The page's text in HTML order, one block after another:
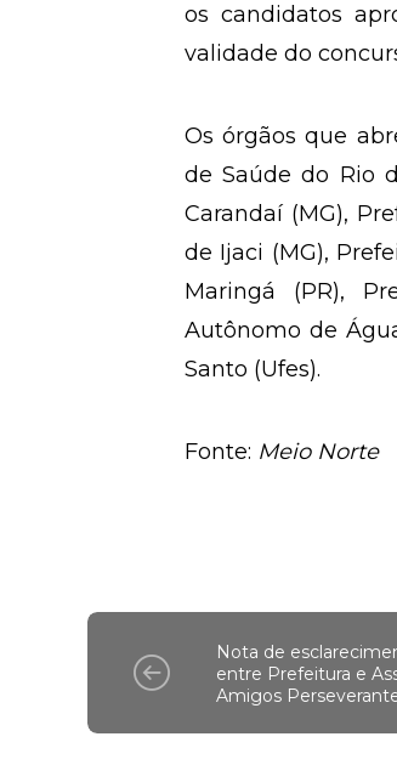
os candidatos
validade do
Os órgãos que
de Saúde do Rio
Carandaí (MG),
de Ijaci (MG),
Maringá (PR),
Autônomo de
Santo (Ufes).
Fonte: Meio Norte
Nota de
entre Prefeitura e
Amigos